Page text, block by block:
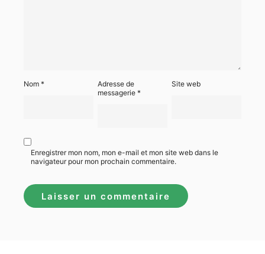
Nom *
Adresse de
messagerie*
Site web
Enregistrer mon nom, mon e-mail et mon site web dans le
navigateur pour mon prochain commentaire.